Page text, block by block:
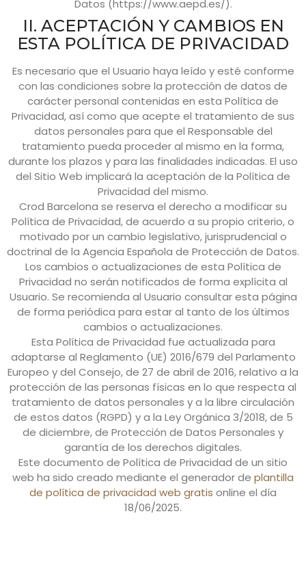
Datos (https://www.aepd.es/).
II. ACEPTACIÓN Y CAMBIOS EN
ESTA POLÍTICA DE PRIVACIDAD
Es necesario que el Usuario haya leído y esté conforme
con las condiciones sobre la protección de datos de
carácter personal contenidas en esta Política de
Privacidad, así como que acepte el tratamiento de sus
datos personales para que el Responsable del
tratamiento pueda proceder al mismo en la forma,
durante los plazos y para las finalidades indicadas. El uso
del Sitio Web implicará la aceptación de la Política de
Privacidad del mismo.
Crod Barcelona se reserva el derecho a modificar su
Política de Privacidad, de acuerdo a su propio criterio, o
motivado por un cambio legislativo, jurisprudencial o
doctrinal de la Agencia Española de Protección de Datos.
Los cambios o actualizaciones de esta Política de
Privacidad no serán notificados de forma explícita al
Usuario. Se recomienda al Usuario consultar esta página
de forma periódica para estar al tanto de los últimos
cambios o actualizaciones.
Esta Política de Privacidad fue actualizada para
adaptarse al Reglamento (UE) 2016/679 del Parlamento
Europeo y del Consejo, de 27 de abril de 2016, relativo a la
protección de las personas físicas en lo que respecta al
tratamiento de datos personales y a la libre circulación
de estos datos (RGPD) y a la Ley Orgánica 3/2018, de 5
de diciembre, de Protección de Datos Personales y
garantía de los derechos digitales.
Este documento de Política de Privacidad de un sitio
web ha sido creado mediante el generador de plantilla
de política de privacidad web gratis online el día
18/06/2025.